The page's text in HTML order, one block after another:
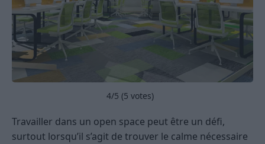
4/5 (5 votes)
Travailler dans un open space peut être un défi,
surtout lorsqu’il s’agit de trouver le calme nécessaire